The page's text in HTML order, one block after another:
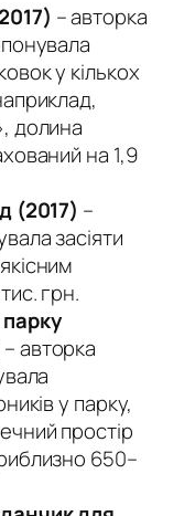
– авторка
у кількох
долина
на 1,9
(2017) –
засіяти
грн.
– авторка
у парку,
простір
650–